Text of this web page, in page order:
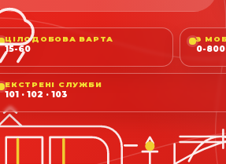
ЦІЛОДОБОВА ВАРТА
15-60
З
0-
ЕКСТРЕНІ СЛУЖБИ
101 · 102 · 103